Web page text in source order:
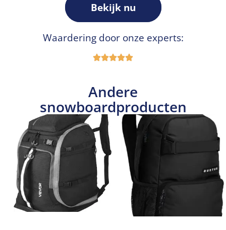
Bekijk nu
Waardering door onze experts:
Andere
snowboardproducten